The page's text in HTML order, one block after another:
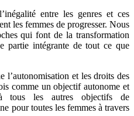
entre les genres et ces
les femmes de progresser. Nous
qui font de la transformation
partie intégrante de tout ce que
l’autonomisation et les droits des
comme un objectif autonome et
tous les autres objectifs de
pour toutes les femmes à travers